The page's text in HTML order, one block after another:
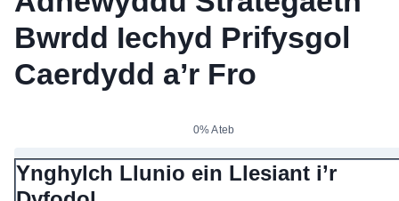
Bwrdd Iechyd Prifysgol
Caerdydd a’r Fro
0% Ateb
Ynghylch Llunio ein Llesiant i’r